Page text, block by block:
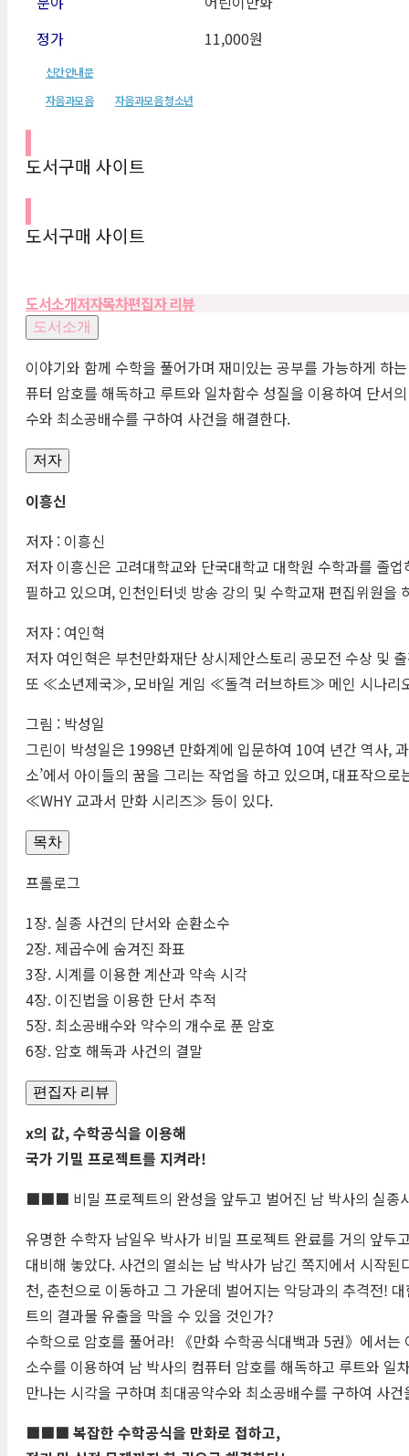
정가
11,000원
신간안내문
자음과모음
자음과모음 청소년
도서구매 사이트
도서구매 사이트
도서소개저자목차편집자 리뷰
도서소개
이야기와 함께 수학을 풀어가며 재미있는 공부를 가능하게 하
퓨터 암호를 해독하고 루트와 일차함수 성질을 이용하여 단서
수와 최소공배수를 구하여 사건을 해결한다.
저자
이흥신
저자 : 이흥신
저자 이흥신은 고려대학교와 단국대학교 대학원 수학과를 졸
필하고 있으며, 인천인터넷 방송 강의 및 수학교재 편집위
저자 : 여인혁
저자 여인혁은 부천만화재단 상시제안스토리 공모전 수상
또 ≪소년제국≫, 모바일 게임 ≪돌격 러브하트≫ 메인 시나리
그림 : 박성일
그린이 박성일은 1998년 만화계에 입문하여 10여 년간 역사,
소’에서 아이들의 꿈을 그리는 작업을 하고 있으며, 대표
≪WHY교과서 만화 시리즈≫ 등이 있다.
목차
프롤로그
1장. 실종 사건의 단서와 순환소수
2장. 제곱수에 숨겨진 좌표
3장. 시계를 이용한 계산과 약속 시각
4장. 이진법을 이용한 단서 추적
5장. 최소공배수와 약수의 개수로 푼 암호
6장. 암호 해독과 사건의 결말
편집자 리뷰
x의 값, 수학공식을 이용해
국가 기밀 프로젝트를 지켜라!
■■■ 비밀 프로젝트의 완성을 앞두고 벌어진 남 박사의 실종
유명한 수학자 남일우 박사가 비밀 프로젝트 완료를 거의 앞
대비해 놓았다. 사건의 열쇠는 남 박사가 남긴 쪽지에서 시작
천, 춘천으로 이동하고 그 가운데 벌어지는 악당과의 추격전!
트의 결과물 유출을 막을 수 있을 것인가?
수학으로 암호를 풀어라! 《만화 수학공식대백과 5권》에서
소수를 이용하여 남 박사의 컴퓨터 암호를 해독하고 루트와
만나는 시각을 구하며 최대공약수와 최소공배수를 구하여 사건
■■■ 복잡한 수학공식을 만화로 접하고,